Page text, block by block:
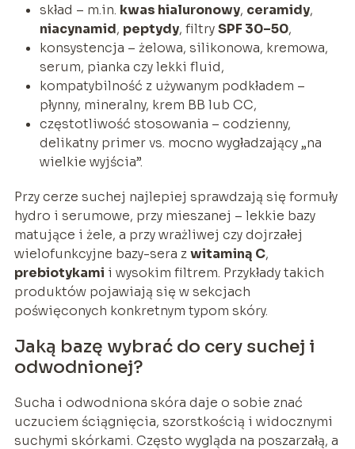
skład – m.in. kwas hialuronowy, ceramidy,
niacynamid, peptydy, filtrySPF 30–50,
konsystencja – żelowa, silikonowa, kremowa,
serum, pianka czy lekki fluid,
kompatybilność z używanym podkładem –
płynny, mineralny, krem BB lub CC,
częstotliwość stosowania – codzienny,
delikatny primer vs. mocno wygładzający „na
wielkie wyjścia”.
Przy cerze suchej najlepiej sprawdzają się formuły
hydro i serumowe, przy mieszanej – lekkie bazy
matujące i żele, a przy wrażliwej czy dojrzałej
wielofunkcyjne bazy-sera zwitaminą C,
prebiotykami i wysokim filtrem. Przykłady takich
produktów pojawiają się w sekcjach
poświęconych konkretnym typom skóry.
Jaką bazę wybrać do cery suchej i
odwodnionej?
Sucha i odwodniona skóra daje o sobie znać
uczuciem ściągnięcia, szorstkością i widocznymi
suchymi skórkami. Często wygląda na poszarzałą, a